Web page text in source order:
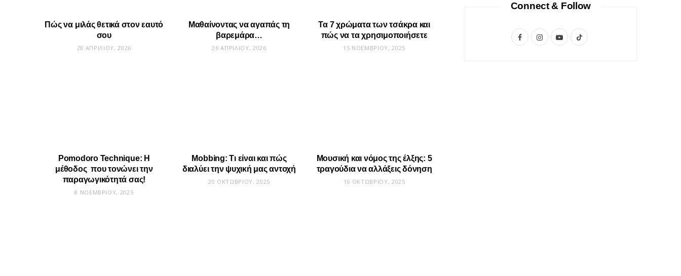
Πώς να μιλάς θετικά στον εαυτό
σου
28 ΑΠΡΙΛΊΟΥ, 2026
Μαθαίνοντας να αγαπάς τη
βαρεμάρα…
26 ΑΠΡΙΛΊΟΥ, 2026
Τα 7 χρώματα των τσάκρα και
πώς να τα χρησιμοποιήσετε
15 ΝΟΕΜΒΡΊΟΥ, 2025
Pomodoro Technique: Η
μέθοδος που τονώνει την
παραγωγικότητά σας!
8 ΝΟΕΜΒΡΊΟΥ, 2025
Mobbing: Τι είναι και πώς
διαλύει την ψυχική μας αντοχή
20 ΟΚΤΩΒΡΊΟΥ, 2025
Μουσική και νόμος της έλξης: 5
τραγούδια να αλλάξεις δόνηση
16 ΟΚΤΩΒΡΊΟΥ, 2025
Connect & Follow
F
I
Y
T